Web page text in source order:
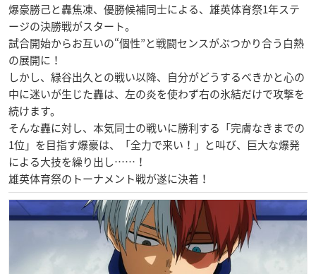
爆豪勝己と轟焦凍、優勝候補同士による、雄英体育祭1年ステ
ージの決勝戦がスタート。
試合開始からお互いの“個性”と戦闘センスがぶつかり合う白熱
の展開に！
しかし、緑谷出久との戦い以降、自分がどうするべきかと心の
中に迷いが生じた轟は、左の炎を使わず右の氷結だけで攻撃を
続けます。
そんな轟に対し、本気同士の戦いに勝利する「完膚なきまでの
1位」を目指す爆豪は、「全力で来い！」と叫び、巨大な爆発
による大技を繰り出し……！
雄英体育祭のトーナメント戦が遂に決着！